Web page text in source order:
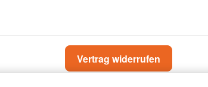
Vertrag widerrufen